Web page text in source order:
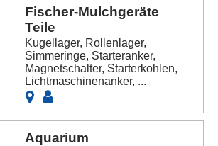
Fischer-Mulchgeräte
Teile
Kugellager, Rollenlager,
Simmeringe, Starteranker,
Magnetschalter, Starterkohlen,
Lichtmaschinenanker, ...
Aquarium